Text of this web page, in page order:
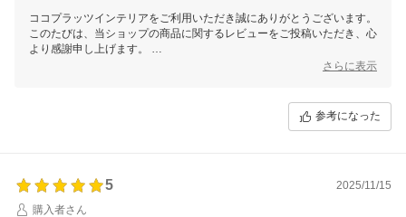
ココプラッツインテリアをご利用いただき誠にありがとうございます。
このたびは、当ショップの商品に関するレビューをご投稿いただき、心
より感謝申し上げます。
一方で、生地の厚みに関してご期待に沿えなかったとのご意見を真摯に
このたびはご投稿いただきありがとうございました。
またのご利用を心よりお待ちしております。
さらに表示
参考になった
5
2025/11/15
購入者さん